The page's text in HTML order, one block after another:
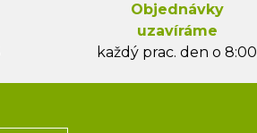
Objednávky
uzavíráme
každý prac. den o 8:00